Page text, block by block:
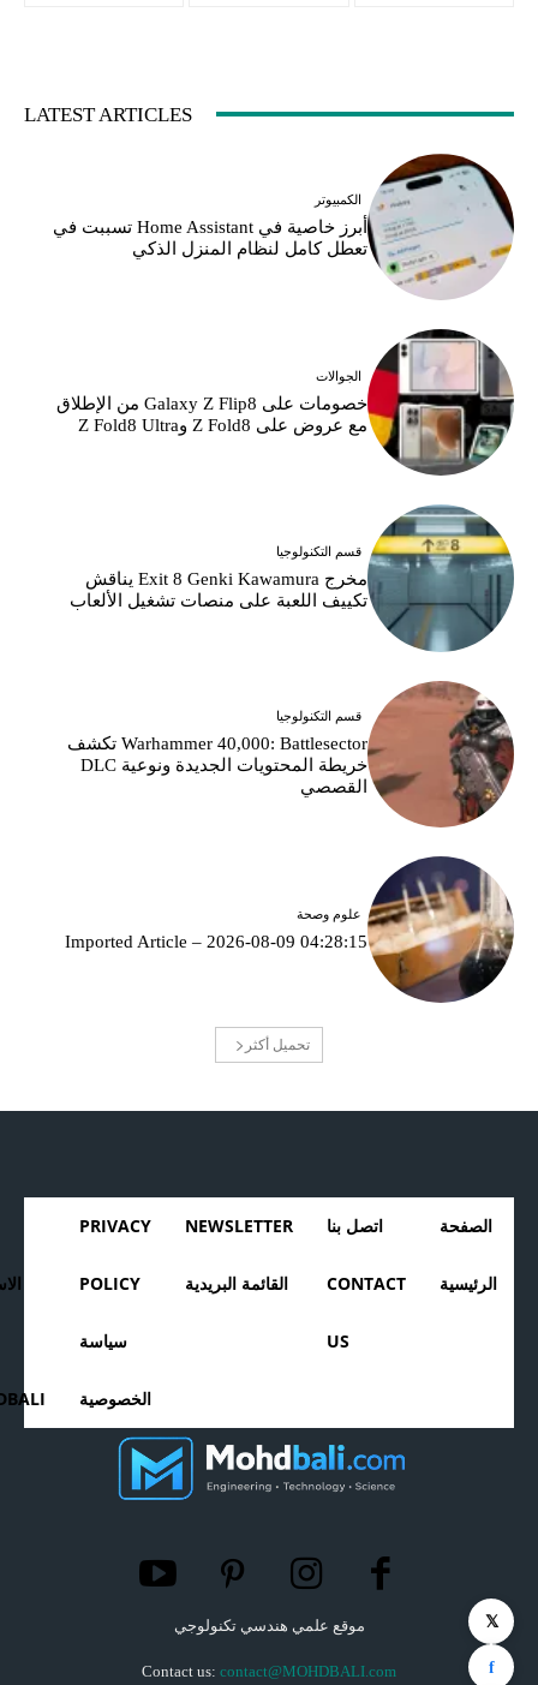
LATEST ARTICLES
الكمبيوتر
أبرز خاصية في Home Assistant تسببت في
تعطل كامل لنظام المنزل الذكي
الجوالات
خصومات على Galaxy Z Flip8 من الإطلاق
مع عروض على Z Fold8 وZ Fold8 Ultra
قسم التكنولوجيا
مخرج Exit 8 Genki Kawamura يناقش
تكييف اللعبة على منصات تشغيل الألعاب
قسم التكنولوجيا
Warhammer 40,000: Battlesector تكشف
خريطة المحتويات الجديدة ونوعية DLC
القصصي
علوم وصحة
Imported Article – 2026-08-09 04:28:15
تحميل أكثر
الصفحة
الرئيسية
اتصل بنا
CONTACT
US
NEWSLETTER
القائمة البريدية
PRIVACY
POLICY
سياسة
الخصوصية
موقع علمي هندسي تكنولوجي
Contact us: contact@MOHDBALI.com
𝕏
f